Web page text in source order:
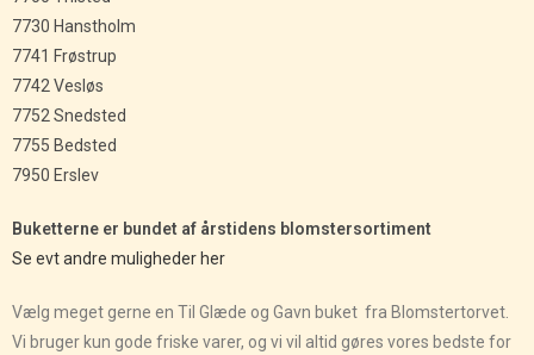
7730 Hanstholm
7741 Frøstrup
7742 Vesløs
7752 Snedsted
7755 Bedsted
7950 Erslev
Buketterne er bundet af årstidens blomstersortiment
Se evt andre muligheder her
Vælg meget gerne en Til Glæde og Gavn buket fra Blomstertorvet.
Vi bruger kun gode friske varer, og vi vil altid gøres vores bedste for